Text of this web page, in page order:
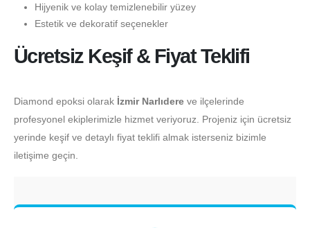
Hijyenik ve kolay temizlenebilir yüzey
Estetik ve dekoratif seçenekler
Ücretsiz Keşif & Fiyat Teklifi
Diamond epoksi olarak İzmir Narlıdere ve ilçelerinde
profesyonel ekiplerimizle hizmet veriyoruz. Projeniz için ücretsiz
yerinde keşif ve detaylı fiyat teklifi almak isterseniz bizimle
iletişime geçin.